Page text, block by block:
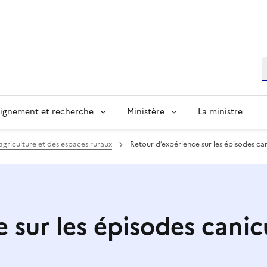
et recherche Ministère La ministre
et des espaces ruraux Retour d’expérience sur les épisodes
sur les épisodes